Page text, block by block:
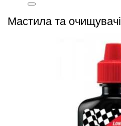
Мастила та очищувачі